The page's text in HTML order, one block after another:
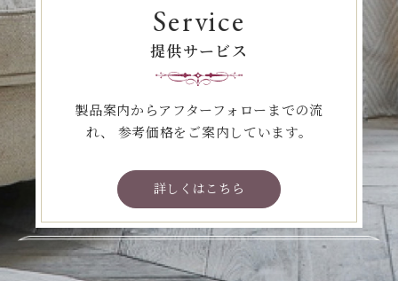
Service
提供サービス
製品案内からアフターフォローまでの流
れ、
参考価格をご案内しています。
詳しくはこちら